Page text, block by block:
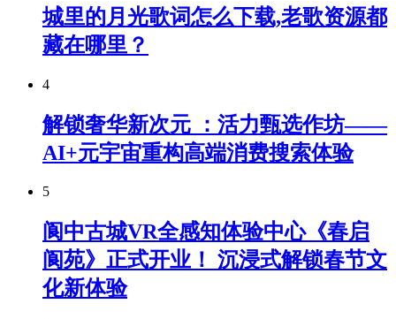
城里的月光歌词怎么下载,老歌资源都
藏在哪里？
4
解锁奢华新次元 ：活力甄选作坊——
AI+元宇宙重构高端消费搜索体验
5
阆中古城VR全感知体验中心《春启
阆苑》正式开业！ 沉浸式解锁春节文
化新体验